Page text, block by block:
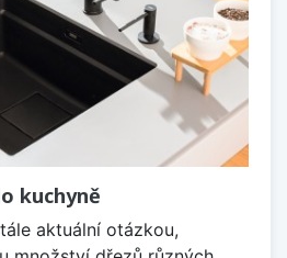
kuchyně
aktuální otázkou,